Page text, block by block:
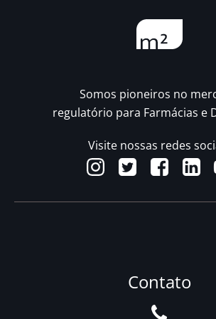
Somos pioneiros no
regulatório para Farmácias e
Visite nossas redes
Contato